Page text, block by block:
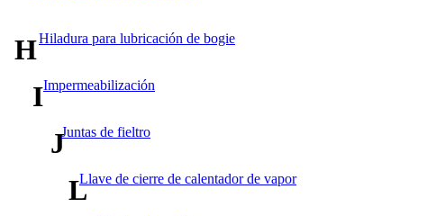
HHiladura para lubricación de bogie
IImpermeabilización
JJuntas de fieltro
L
Llave de cierre de calentador de vapor